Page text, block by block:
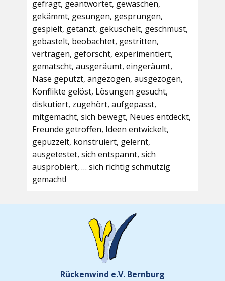
gefragt, geantwortet, gewaschen,
gekämmt, gesungen, gesprungen,
gespielt, getanzt, gekuschelt, geschmust,
gebastelt, beobachtet, gestritten,
vertragen, geforscht, experimentiert,
gematscht, ausgeräumt, eingeräumt,
Nase geputzt, angezogen, ausgezogen,
Konflikte gelöst, Lösungen gesucht,
diskutiert, zugehört, aufgepasst,
mitgemacht, sich bewegt, Neues entdeckt,
Freunde getroffen, Ideen entwickelt,
gepuzzelt, konstruiert, gelernt,
ausgetestet, sich entspannt, sich
ausprobiert, … sich richtig schmutzig
gemacht!
Rückenwind e.V. Bernburg